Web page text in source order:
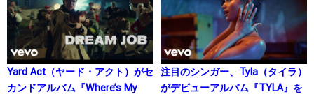
Yard Act（ヤード・アクト）がセ
カンドアルバム『Where’s My
注目のシンガー、Tyla（タイラ）
がデビューアルバム『TYLA』を